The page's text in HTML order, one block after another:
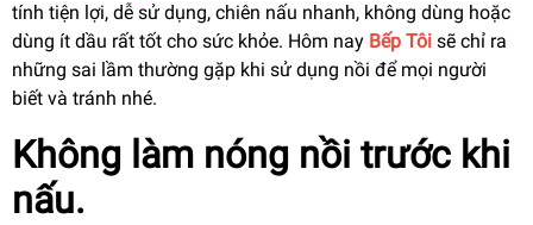
tính tiện lợi, dễ sử dụng, chiên nấu nhanh, không dùng hoặc
dùng ít dầu rất tốt cho sức khỏe. Hôm nay Bếp Tôi sẽ chỉ ra
những sai lầm thường gặp khi sử dụng nồi để mọi người
biết và tránh nhé.
Không làm nóng nồi trước khi
nấu.